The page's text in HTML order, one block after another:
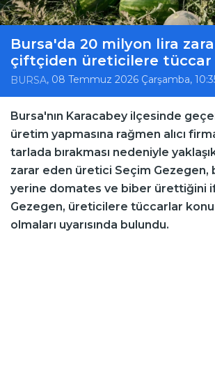
Bursa'da 20 milyon lira
çiftçiden üreticilere tüccar
BURSA, 08 Temmuz 2026 Çarşamba,
Bursa'nın Karacabey ilçesinde
üretim yapmasına rağmen alıcı
tarlada bırakması nedeniyle
zarar eden üretici Seçim Gezegen,
yerine domates ve biber ürettiğini
Gezegen, üreticilere tüccarlar
olmaları uyarısında bulundu.